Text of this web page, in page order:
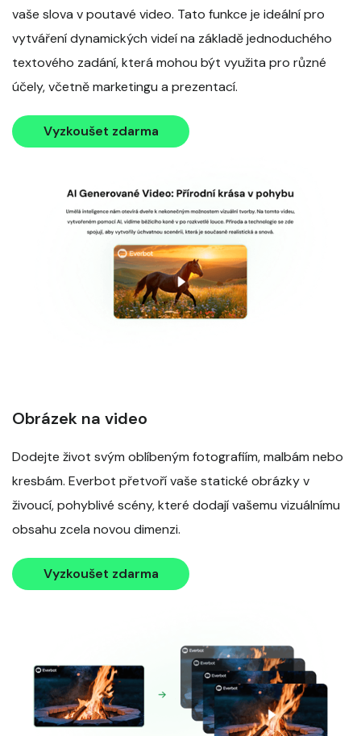
vaše slova v poutavé video. Tato funkce je ideální pro
vytváření dynamických videí na základě jednoduchého
textového zadání, která mohou být využita pro různé
účely, včetně marketingu a prezentací.
Vyzkoušet zdarma
Obrázek na video
Dodejte život svým oblíbeným fotografiím, malbám nebo
kresbám. Everbot přetvoří vaše statické obrázky v
živoucí, pohyblivé scény, které dodají vašemu vizuálnímu
obsahu zcela novou dimenzi.
Vyzkoušet zdarma